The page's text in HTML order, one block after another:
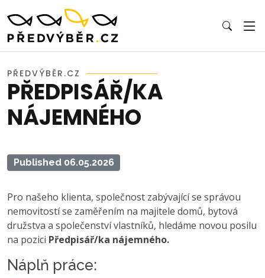
PŘEDVÝBĚR.CZ
PŘEDPISÁŘ/KA
NÁJEMNÉHO
Published 06.05.2026
Pro našeho klienta, společnost zabývající se správou
nemovitostí se zaměřením na majitele domů, bytová
družstva a společenství vlastníků, hledáme novou posilu
na pozici Předpisář/ka nájemného.
Náplň práce: